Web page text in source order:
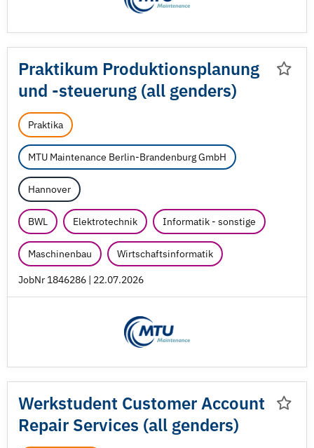
Praktikum Produktionsplanung
und -steuerung (all genders)
Praktika
MTU Maintenance Berlin-Brandenburg GmbH
Hannover
BWL Elektrotechnik Informatik - sonstige
Maschinenbau Wirtschaftsinformatik
JobNr 1846286 | 22.07.2026
Werkstudent Customer Account
Repair Services (all genders)